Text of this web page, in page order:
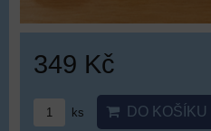
349 Kč
ks DO KOŠÍKU